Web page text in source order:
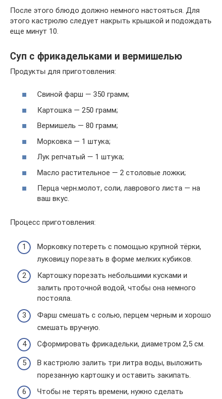
После этого блюдо должно немного настояться. Для
этого кастрюлю следует накрыть крышкой и подождать
еще минут 10.
Суп с фрикадельками и вермишелью
Продукты для приготовления:
Свиной фарш — 350 грамм;
Картошка — 250 грамм;
Вермишель — 80 грамм;
Морковка — 1 штука;
Лук репчатый — 1 штука;
Масло растительное — 2 столовые ложки;
Перца черн.молот, соли, лаврового листа — на
ваш вкус.
Процесс приготовления:
Морковку потереть с помощью крупной тёрки,
луковицу порезать в форме мелких кубиков.
Картошку порезать небольшими кусками и
залить проточной водой, чтобы она немного
постояла.
Фарш смешать с солью, перцем черным и хорошо
смешать вручную.
Сформировать фрикадельки, диаметром 2,5 см.
В кастрюлю залить три литра воды, выложить
порезанную картошку и оставить закипать.
Чтобы не терять времени, нужно сделать